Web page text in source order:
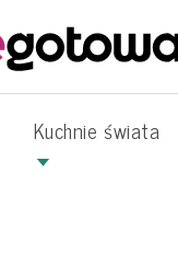
Kuchnie świata